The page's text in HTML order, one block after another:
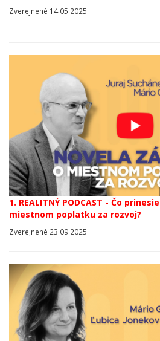
Zverejnené 14.05.2025 |
1. REALITNÝ PODCAST - Čo
miestnom poplatku za rozvoj?
Zverejnené 23.09.2025 |